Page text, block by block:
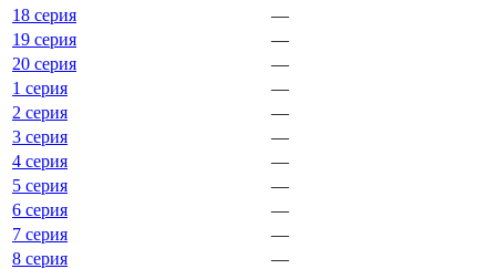
18 серия
—
19 серия
—
20 серия
—
1 серия
—
2 серия
—
3 серия
—
4 серия
—
5 серия
—
6 серия
—
7 серия
—
8 серия
—